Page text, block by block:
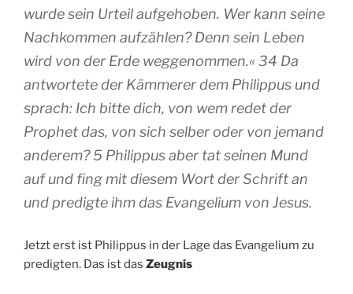
wurde sein Urteil aufgehoben. Wer kann seine
Nachkommen aufzählen? Denn sein Leben
wird von der Erde weggenommen.« 34 Da
antwortete der Kämmerer dem Philippus und
sprach: Ich bitte dich, von wem redet der
Prophet das, von sich selber oder von jemand
anderem? 5 Philippus aber tat seinen Mund
auf und fing mit diesem Wort der Schrift an
und predigte ihm das Evangelium von Jesus.
Jetzt erst ist Philippus in der Lage das Evangelium zu
predigten. Das ist das Zeugnis